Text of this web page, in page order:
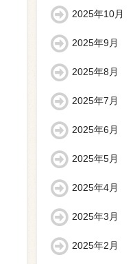
2025年10月
2025年9月
2025年8月
2025年7月
2025年6月
2025年5月
2025年4月
2025年3月
2025年2月